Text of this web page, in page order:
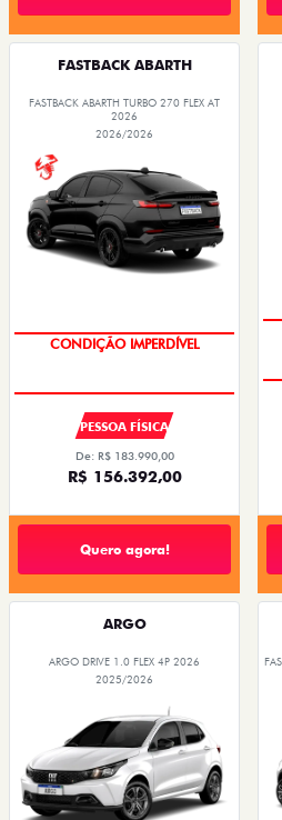
FASTBACK ABARTH
FASTBACK ABARTH TURBO 270 FLEX AT
2026
2026/2026
CONDIÇÃO IMPERDÍVEL
PESSOA FÍSICA
De: R$ 183.990,00
R$ 156.392,00
Quero agora!
ARGO
ARGO DRIVE 1.0 FLEX 4P 2026
2025/2026